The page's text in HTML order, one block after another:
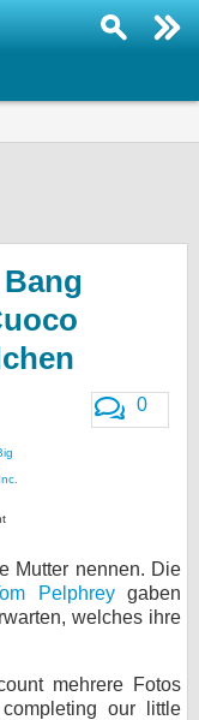
0
Mutter nennen. Die
Pelphreygaben
welches ihre
mehrere Fotos
our little